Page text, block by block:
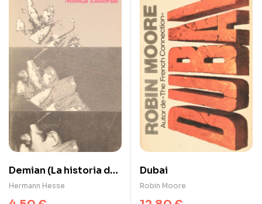
Demian (La historia de
la juventud de Emil
Sinclair)
Hermann Hesse
Dubai
Robin Moore